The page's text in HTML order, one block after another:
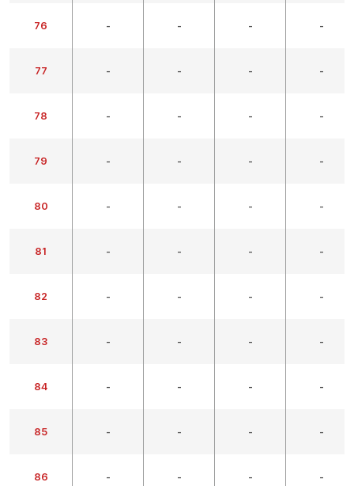
76 - - - -
77 - - - -
78 - - - -
79 - - - -
80 - - - -
81 - - - -
82 - - - -
83 - - - -
84 - - - -
85 - - - -
86 - - - -